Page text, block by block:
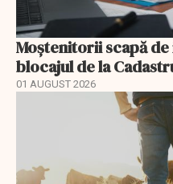
Moștenitorii scapă
blocajul de la
01 AUGUST 2026